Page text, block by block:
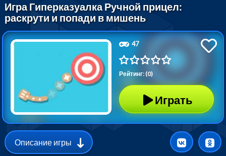
Игра Гиперказуалка Ручной прицел:
раскрути и попади в мишень
47
Рейтинг: (0)
Играть
Описание игры